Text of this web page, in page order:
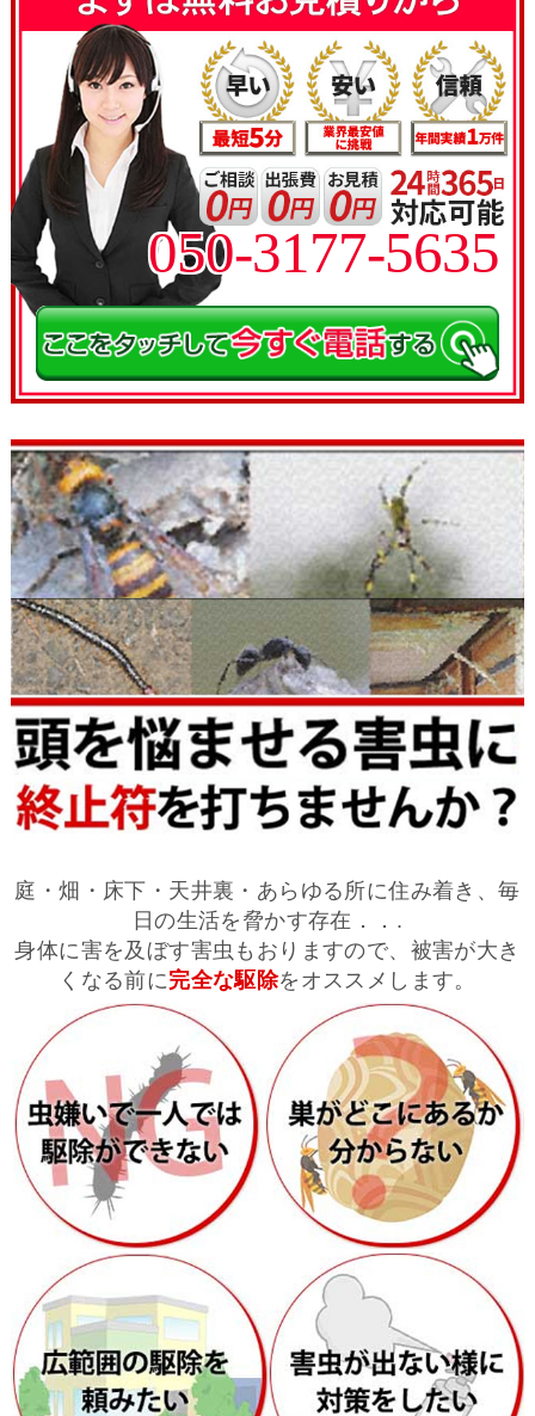
050-3177-5635
庭・畑・床下・天井裏・あらゆる所に住み着き、毎
日の生活を脅かす存在．．.
身体に害を及ぼす害虫もおりますので、被害が大き
くなる前に完全な駆除をオススメします。